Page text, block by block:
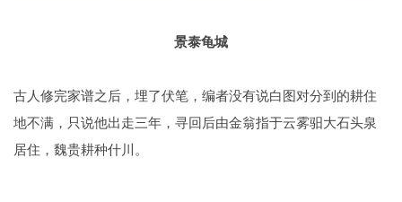
景泰龟城
古人修完家谱之后，埋了伏笔，编者没有说白图对分到的耕住
地不满，只说他出走三年，寻回后由金翁指于云雾驲大石头泉
居住，魏贵耕种什川。